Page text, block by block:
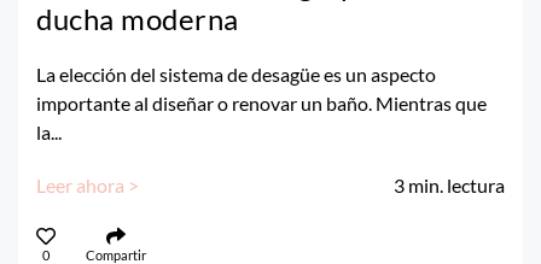
ducha moderna
La elección del sistema de desagüe es un aspecto
importante al diseñar o renovar un baño. Mientras que
la...
Leer ahora > 3 min. lectura
0 Compartir